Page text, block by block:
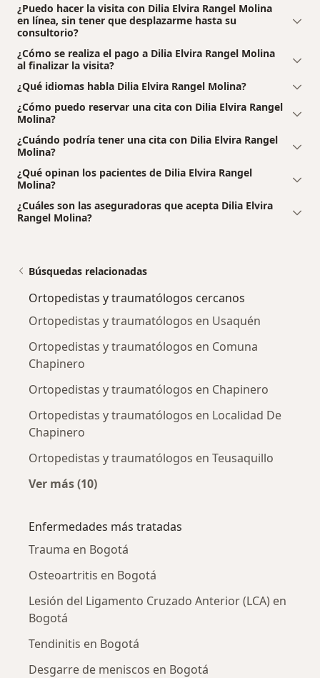
¿Puedo hacer la visita con Dilia Elvira Rangel Molina
en línea, sin tener que desplazarme hasta su
consultorio?
¿Cómo se realiza el pago a Dilia Elvira Rangel Molina
al finalizar la visita?
¿Qué idiomas habla Dilia Elvira Rangel Molina?
¿Cómo puedo reservar una cita con Dilia Elvira Rangel
Molina?
¿Cuándo podría tener una cita con Dilia Elvira Rangel
Molina?
¿Qué opinan los pacientes de Dilia Elvira Rangel
Molina?
¿Cuáles son las aseguradoras que acepta Dilia Elvira
Rangel Molina?
Búsquedas relacionadas
Ortopedistas y traumatólogos cercanos
Ortopedistas y traumatólogos en Usaquén
Ortopedistas y traumatólogos en Comuna
Chapinero
Ortopedistas y traumatólogos en Chapinero
Ortopedistas y traumatólogos en Localidad De
Chapinero
Ortopedistas y traumatólogos en Teusaquillo
Ver más (10)
Enfermedades más tratadas
Trauma en Bogotá
Osteoartritis en Bogotá
Lesión del Ligamento Cruzado Anterior (LCA) en
Bogotá
Tendinitis en Bogotá
Desgarre de meniscos en Bogotá